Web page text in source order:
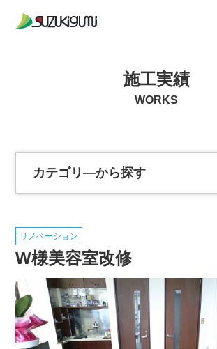
事業紹介
採用情報
お問い合わせ
施工実績
WORKS
カテゴリ―から探す
その他の施設
港湾 道路
リノベーション
W様美容室改修